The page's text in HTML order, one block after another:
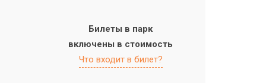
Билеты в парк
включены в стоимость
Что входит в билет?